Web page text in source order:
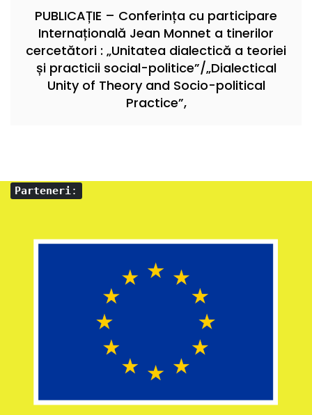
PUBLICAȚIE – Conferința cu participare
Internațională Jean Monnet a tinerilor
cercetători : „Unitatea dialectică a teoriei
și practicii social-politice”/„Dialectical
Unity of Theory and Socio-political
Practice”,
Parteneri: